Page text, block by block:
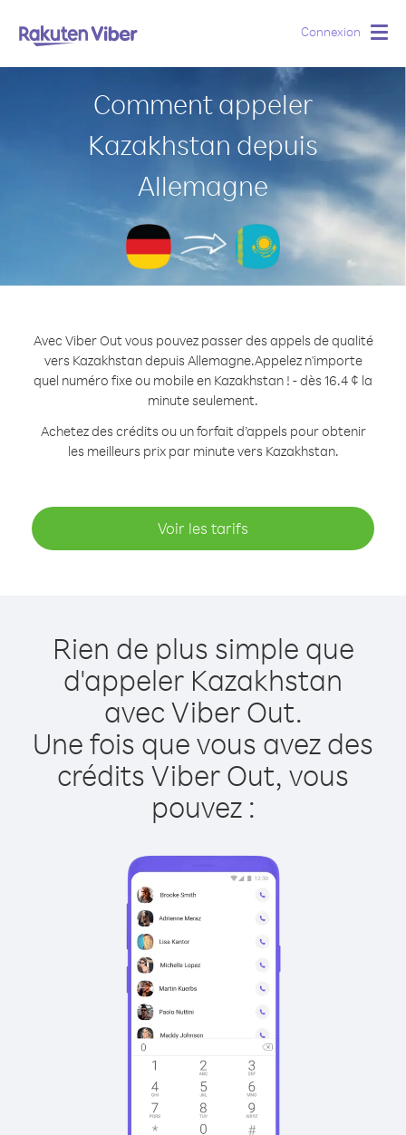
Connexion
Comment appeler
Kazakhstan depuis
Allemagne
Avec Viber Out vous pouvez passer des appels de qualité
vers Kazakhstan depuis Allemagne.Appelez n'importe
quel numéro fixe ou mobile en Kazakhstan ! - dès 16.4 ¢ la
minute seulement.
Achetez des crédits ou un forfait d’appels pour obtenir
les meilleurs prix par minute vers Kazakhstan.
Voir les tarifs
Rien de plus simple que
d'appeler Kazakhstan
avec Viber Out.
Une fois que vous avez des
crédits Viber Out, vous
pouvez :